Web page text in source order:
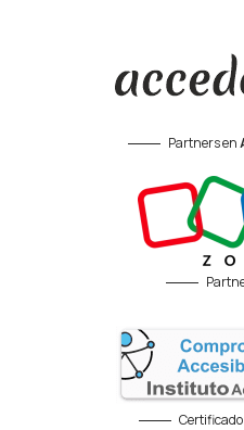
Partners en